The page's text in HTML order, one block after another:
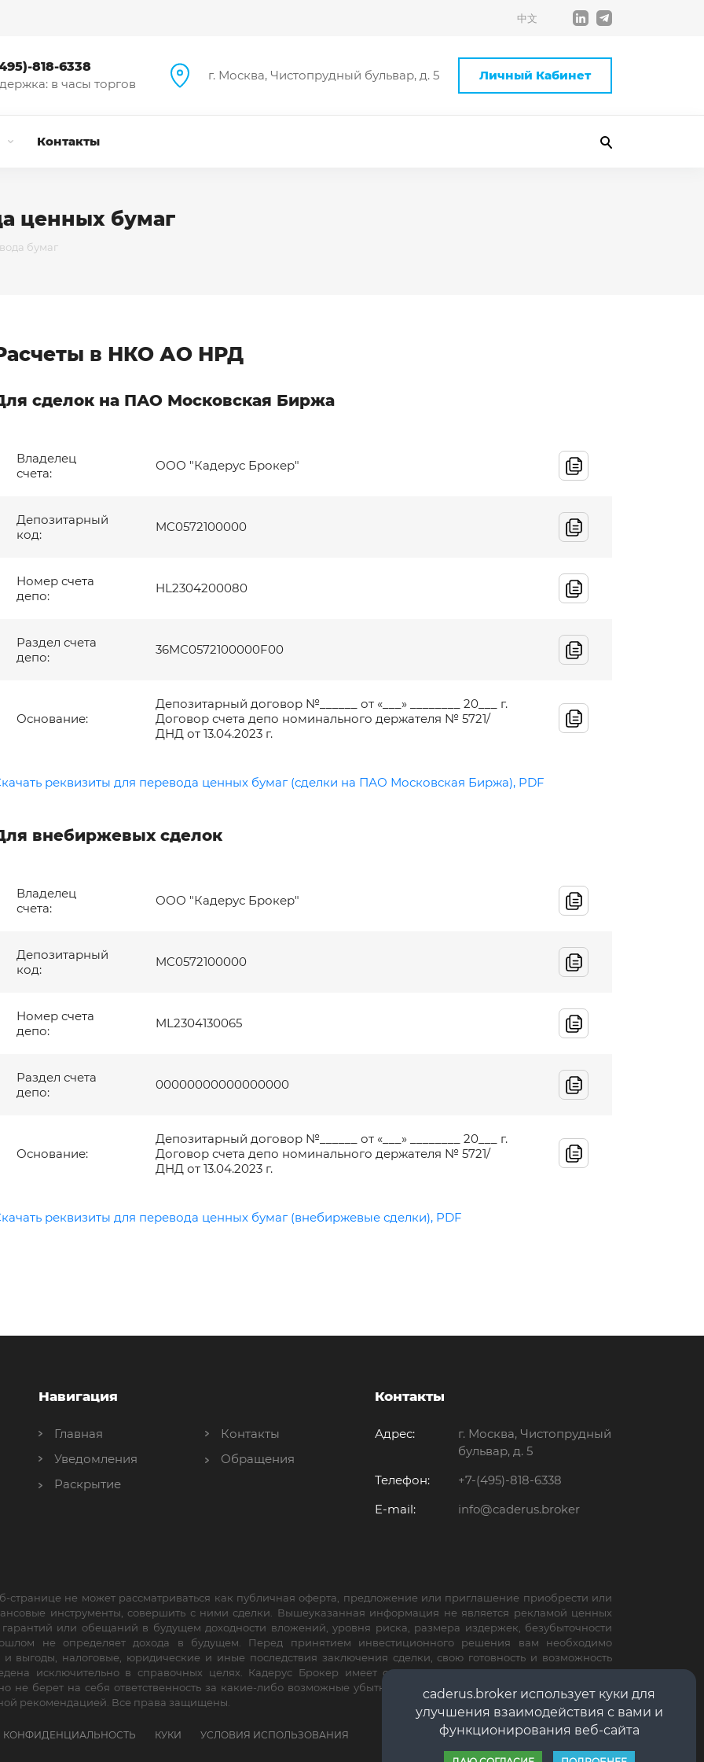
caderus.broker использует куки для
улучшения взаимодействия с вами и
функционирования веб-сайта
中文
818-6338
в часы торгов
г. Москва, Чистопрудный бульвар, д. 5 Личный Кабинет
Контакты
ценных бумаг
бумаг
в НКО АО НРД
сделок на ПАО Московская Биржа
Владелец
счета:
ООО "Кадерус Брокер"
Депозитарный
код:
MC0572100000
Номер счета
депо:
HL2304200080
Раздел счета
депо:
36MC0572100000F00
Основание:
Депозитарный договор №______ от «___» ________ 20___ г.
Договор счета депо номинального держателя № 5721/
ДНД от 13.04.2023 г.
реквизиты для перевода ценных бумаг (сделки на ПАО Московская Биржа), PDF
внебиржевых сделок
Владелец
счета:
ООО "Кадерус Брокер"
Депозитарный
код:
MC0572100000
Номер счета
депо:
ML2304130065
Раздел счета
депо:
00000000000000000
Основание:
Депозитарный договор №______ от «___» ________ 20___ г.
Договор счета депо номинального держателя № 5721/
ДНД от 13.04.2023 г.
реквизиты для перевода ценных бумаг (внебиржевые сделки), PDF
Навигация
Главная
Уведомления
Раскрытие
Контакты
Обращения
Контакты
Адрес:
г. Москва, Чистопрудный
бульвар, д. 5
Телефон:
+7-(495)-818-6338
E-mail:
info@caderus.broker
не может рассматриваться как публичная оферта, предложение или приглашение приобрести или
инструменты, совершить с ними сделки. Вышеуказанная информация не является рекламой ценных
или обещаний в будущем доходности вложений, уровня риска, размера издержек, безубыточности
не определяет дохода в будущем. Перед принятием инвестиционного решения вам необходимо
выгоды, налоговые, юридические и иные последствия заключения сделки, свою готовность и возможность
исключительно в справочных целях. Кадерус Брокер имеет основания полагать, что вышеуказанная
не берет на себя ответственность за какие-либо возможные убытки или ущерб, связанный с применением
рекомендацией. Все права защищены.
КОНФИДЕНЦИАЛЬНОСТЬ КУКИ УСЛОВИЯ ИСПОЛЬЗОВАНИЯ